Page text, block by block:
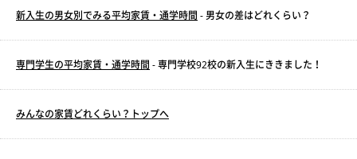
新入生の男女別でみる平均家賃・通学時間 - 男女の差はどれくらい？
専門学生の平均家賃・通学時間 - 専門学校92校の新入生にききました！
みんなの家賃どれくらい？トップへ